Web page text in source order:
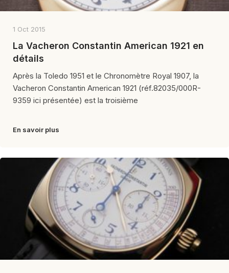
1 Oct 2015
La Vacheron Constantin American 1921 en
détails
Après la Toledo 1951 et le Chronomètre Royal 1907, la
Vacheron Constantin American 1921 (réf.82035/000R-
9359 ici présentée) est la troisième
En savoir plus